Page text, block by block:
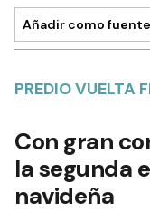
Añadir como
PREDIO VUELTA
Con gran
la segunda
navideña